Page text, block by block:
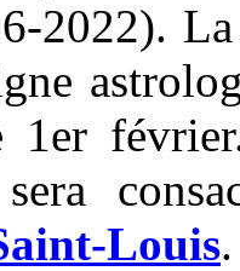
La
1er
sera
Louis.